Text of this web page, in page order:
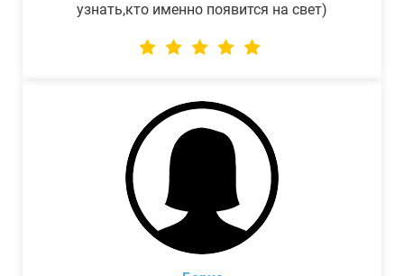
узнать,кто именно появится на свет)